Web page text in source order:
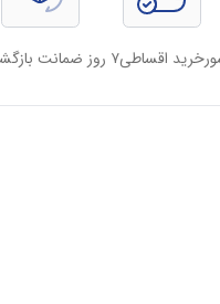
خرید اقساطی۷ روز ضمانت بازگشت کالا